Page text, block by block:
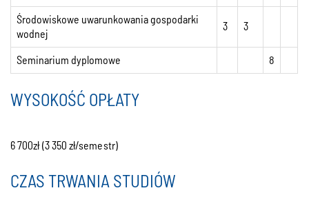
Środowiskowe uwarunkowania gospodarki
wodnej
3 3
Seminarium dyplomowe 8
WYSOKOŚĆ OPŁATY
6 700zł (3 350 zł/semestr)
CZAS TRWANIA STUDIÓW